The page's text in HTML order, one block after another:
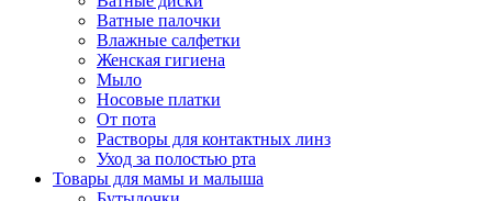
Ватные палочки
Влажные салфетки
Женская гигиена
Мыло
Носовые платки
От пота
Растворы для контактных линз
Уход за полостью рта
Товары для мамы и малыша